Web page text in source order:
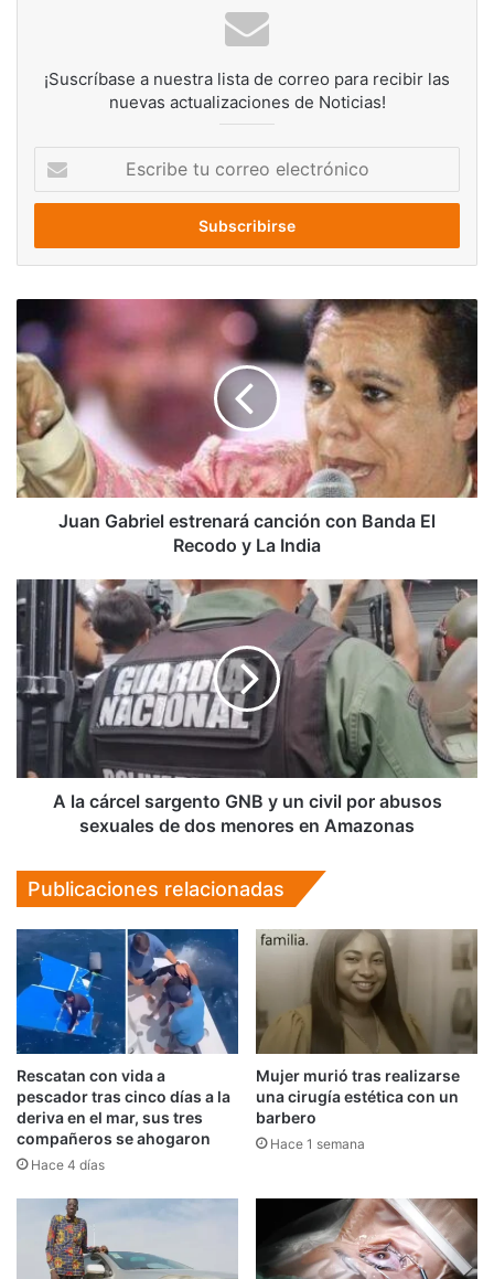
¡Suscríbase a nuestra lista de correo para recibir las
nuevas actualizaciones de Noticias!
correo
Gabriel
estrenará
canción
con
Banda
El
Recodo
y
Juan Gabriel estrenará canción con Banda El
Recodo y La India
A
la
cárcel
sargento
GNB
y
un
civil
por
abusos
dos
menores
Amazonas
A la cárcel sargento GNB y un civil por abusos
sexuales de dos menores en Amazonas
Publicaciones relacionadas
Rescatan con vida a
pescador tras cinco días a la
deriva en el mar, sus tres
compañeros se ahogaron
Hace 4 días
Mujer murió tras realizarse
una cirugía estética con un
barbero
Hace 1 semana